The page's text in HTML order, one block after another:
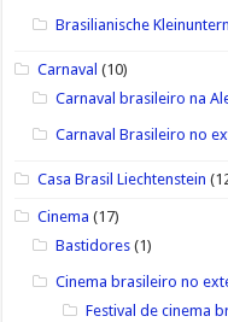
Brasilianische
Carnaval (10)
Carnaval brasileiro na
Carnaval Brasileiro no
Casa Brasil Liechtenstein
Cinema (17)
Bastidores (1)
Cinema brasileiro no
Festival de cinema